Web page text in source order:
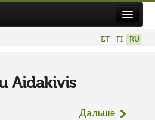
ET FI RU
Aidakivis
Дальше